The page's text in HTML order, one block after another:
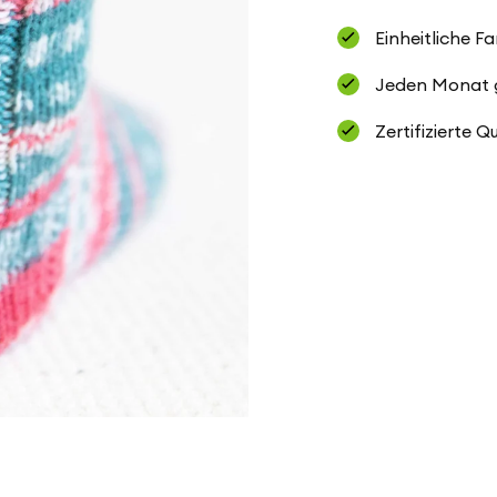
Einheitliche
Jeden Monat
Zertifizierte